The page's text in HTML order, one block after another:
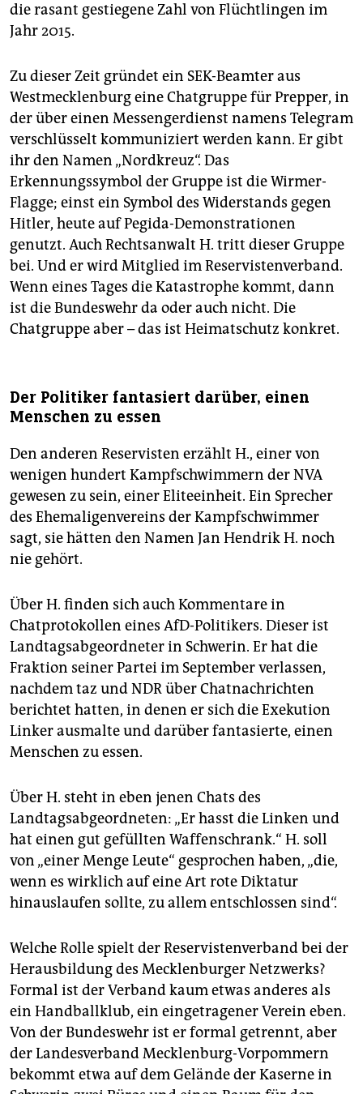
die rasant gestiegene Zahl von Flüchtlingen im
Jahr 2015.
Zu dieser Zeit gründet ein SEK-Beamter aus
Westmecklenburg eine Chatgruppe für Prepper, in
der über einen Messengerdienst namens Telegram
verschlüsselt kommuniziert werden kann. Er gibt
ihr den Namen „Nordkreuz“. Das
Erkennungssymbol der Gruppe ist die Wirmer-
Flagge; einst ein Symbol des Widerstands gegen
Hitler, heute auf Pegida-Demonstrationen
genutzt. Auch Rechtsanwalt H. tritt dieser Gruppe
bei. Und er wird Mitglied im Reservistenverband.
Wenn eines Tages die Katastrophe kommt, dann
ist die Bundeswehr da oder auch nicht. Die
Chatgruppe aber – das ist Heimatschutz konkret.
Der Politiker fantasiert darüber, einen
Menschen zu essen
Den anderen Reservisten erzählt H., einer von
wenigen hundert Kampfschwimmern der NVA
gewesen zu sein, einer Eliteeinheit. Ein Sprecher
des Ehemaligenvereins der Kampfschwimmer
sagt, sie hätten den Namen Jan Hendrik H. noch
nie gehört.
Über H. finden sich auch Kommentare in
Chatprotokollen eines AfD-Politikers. Dieser ist
Landtagsabgeordneter in Schwerin. Er hat die
Fraktion seiner Partei im September verlassen,
nachdem taz und NDR über Chatnachrichten
berichtet hatten, in denen er sich die Exekution
Linker ausmalte und darüber fantasierte, einen
Menschen zu essen.
Über H. steht in eben jenen Chats des
Landtagsabgeordneten: „Er hasst die Linken und
hat einen gut gefüllten Waffenschrank.“ H. soll
von „einer Menge Leute“ gesprochen haben, „die,
wenn es wirklich auf eine Art rote Diktatur
hinauslaufen sollte, zu allem entschlossen sind“.
Welche Rolle spielt der Reservistenverband bei der
Herausbildung des Mecklenburger Netzwerks?
Formal ist der Verband kaum etwas anderes als
ein Handballklub, ein eingetragener Verein eben.
Von der Bundeswehr ist er formal getrennt, aber
der Landesverband Mecklenburg-Vorpommern
bekommt etwa auf dem Gelände der Kaserne in